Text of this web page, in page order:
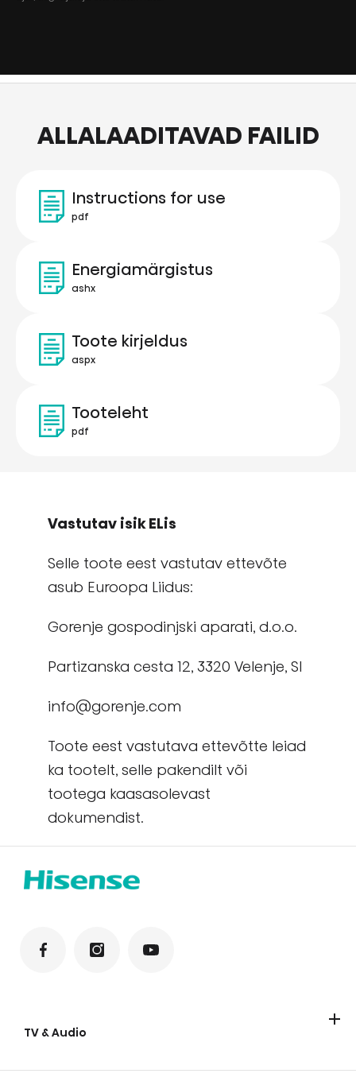
ALLALAADITAVAD FAILID
Instructions for use
pdf
Energiamärgistus
ashx
Toote kirjeldus
aspx
Tooteleht
pdf
Vastutav isik ELis
Selle toote eest vastutav ettevõte
asub Euroopa Liidus:
Gorenje gospodinjski aparati, d.o.o.
Partizanska cesta 12, 3320 Velenje, Sl
info@gorenje.com
Toote eest vastutava ettevõtte leiad
ka tootelt, selle pakendilt või
tootega kaasasolevast
dokumendist.
TV & Audio